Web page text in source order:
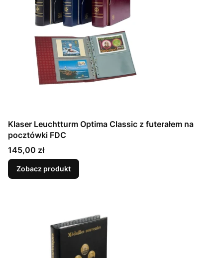
Klaser Leuchtturm Optima Classic z futerałem na
pocztówki FDC
Cena
145,00 zł
Zobacz produkt